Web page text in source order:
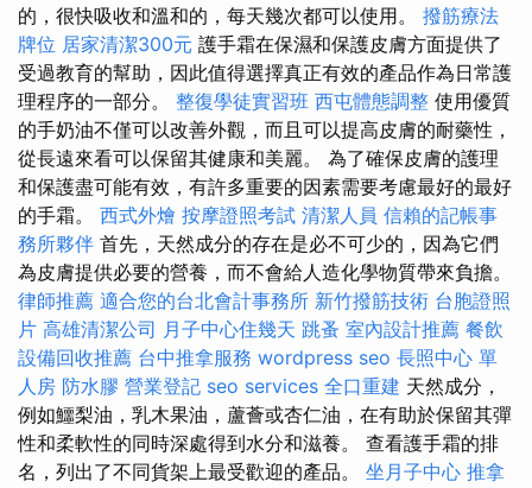
的，很快吸收和溫和的，每天幾次都可以使用。 撥筋療法
牌位 居家清潔300元 護手霜在保濕和保護皮膚方面提供了
受過教育的幫助，因此值得選擇真正有效的產品作為日常護
理程序的一部分。 整復學徒實習班 西屯體態調整 使用優質
的手奶油不僅可以改善外觀，而且可以提高皮膚的耐藥性，
從長遠來看可以保留其健康和美麗。 為了確保皮膚的護理
和保護盡可能有效，有許多重要的因素需要考慮最好的最好
的手霜。 西式外燴 按摩證照考試 清潔人員 信賴的記帳事
務所夥伴 首先，天然成分的存在是必不可少的，因為它們
為皮膚提供必要的營養，而不會給人造化學物質帶來負擔。
律師推薦 適合您的台北會計事務所 新竹撥筋技術 台胞證照
片 高雄清潔公司 月子中心住幾天 跳蚤 室內設計推薦 餐飲
設備回收推薦 台中推拿服務 wordpress seo 長照中心 單
人房 防水膠 營業登記 seo services 全口重建 天然成分，
例如鱷梨油，乳木果油，蘆薈或杏仁油，在有助於保留其彈
性和柔軟性的同時深處得到水分和滋養。 查看護手霜的排
名，列出了不同貨架上最受歡迎的產品。 坐月子中心 推拿